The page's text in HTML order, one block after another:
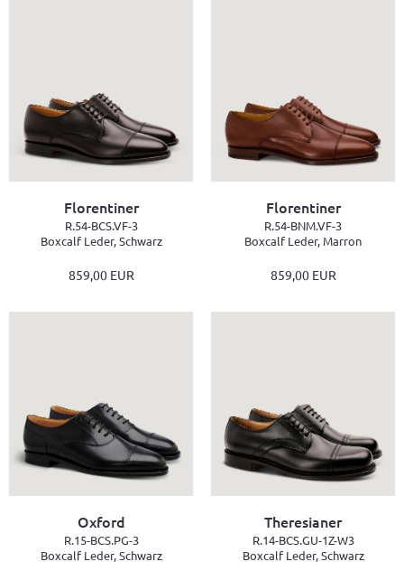
Florentiner
R.54-BCS.VF-3
Boxcalf Leder, Schwarz
859,00 EUR
Florentiner
R.54-BNM.VF-3
Boxcalf Leder, Marron
859,00 EUR
Oxford
R.15-BCS.PG-3
Boxcalf Leder, Schwarz
Theresianer
R.14-BCS.GU-1Z-W3
Boxcalf Leder, Schwarz